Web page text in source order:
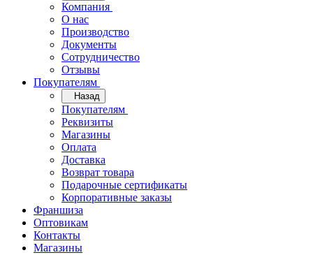
Компания
О нас
Производство
Документы
Сотрудничество
Отзывы
Покупателям
Назад
Покупателям
Реквизиты
Магазины
Оплата
Доставка
Возврат товара
Подарочные сертификаты
Корпоративные заказы
Франшиза
Оптовикам
Контакты
Магазины